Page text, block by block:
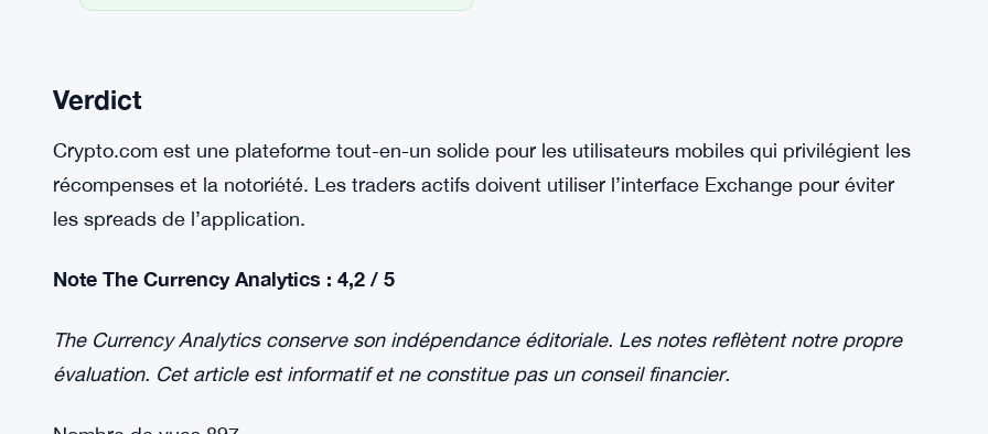
Verdict
Crypto.com est une plateforme tout-en-un solide pour les utilisateurs mobiles qui privilégient les
récompenses et la notoriété. Les traders actifs doivent utiliser l’interface Exchange pour éviter
les spreads de l’application.
Note The Currency Analytics : 4,2 / 5
The Currency Analytics conserve son indépendance éditoriale. Les notes reflètent notre propre
évaluation. Cet article est informatif et ne constitue pas un conseil financier.